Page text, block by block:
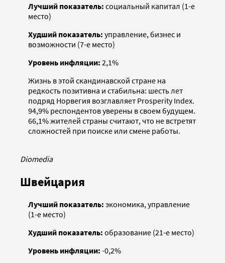
Лучший показатель: социальный капитал (1-е
место)
Худший показатель: управление, бизнес и
возможности (7-е место)
Уровень инфляции: 2,1%
Жизнь в этой скандинавской стране на
редкость позитивна и стабильна: шесть лет
подряд Норвегия возглавляет Prosperity Index.
94,9% респондентов уверены в своем будущем.
66,1% жителей страны считают, что не встретят
сложностей при поиске или смене работы.
Diomedia
Швейцария
Лучший показатель: экономика, управление
(1-е место)
Худший показатель: образование (21-е место)
Уровень инфляции: -0,2%